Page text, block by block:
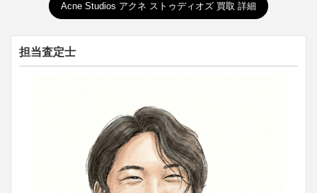
Acne Studios アクネ ストゥディオズ 買取 詳細
担当査定士